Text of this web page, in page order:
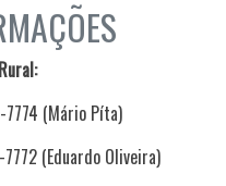
7774 (Mário Píta)
(Eduardo Oliveira)